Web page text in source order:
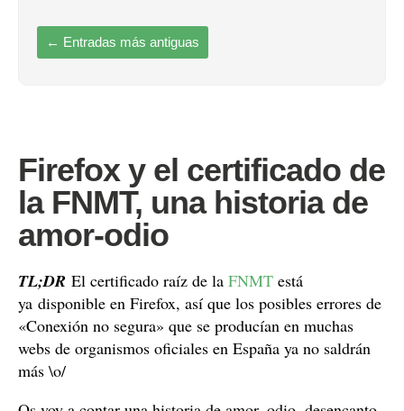
← Entradas más antiguas
Firefox y el certificado de
la FNMT, una historia de
amor-odio
TL;DR El certificado raíz de la FNMT está
ya disponible en Firefox, así que los posibles errores de
«Conexión no segura» que se producían en muchas
webs de organismos oficiales en España ya no saldrán
más \o/